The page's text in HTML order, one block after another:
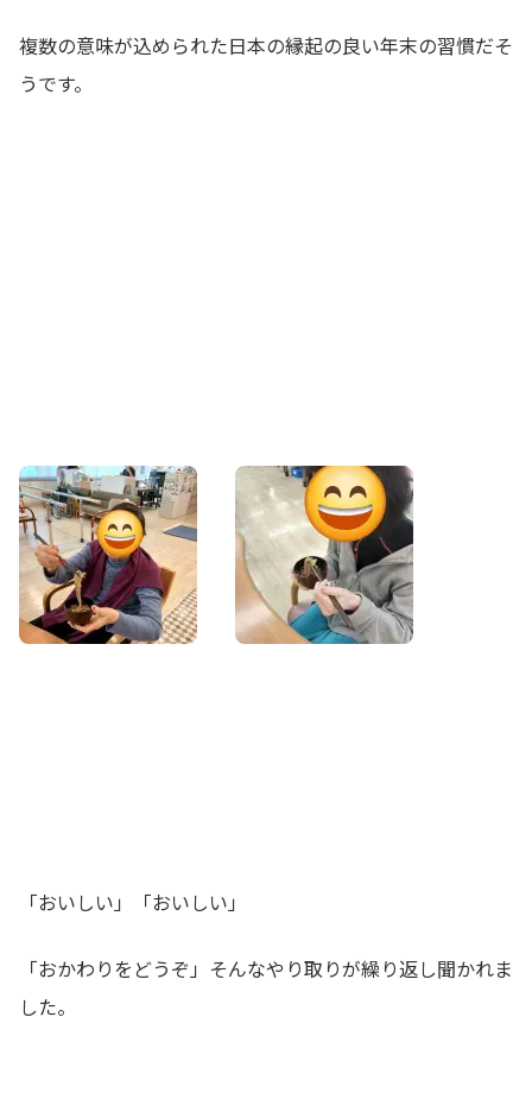
複数の意味が込められた日本の縁起の良い年末の習慣だそ
うです。
「おいしい」「おいしい」
「おかわりをどうぞ」そんなやり取りが繰り返し聞かれま
した。